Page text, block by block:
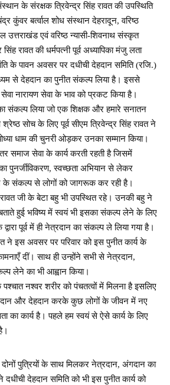
के संरक्षक त्रिवेन्द्र सिंह रावत की उपस्थिति
कुंवर बर्त्वाल शोध संस्थान देहरादून, वरिष्ठ
उत्तराखंड एवं वरिष्ठ न्यासी-शिवनाथ संस्कृत
सिंह रावत की धर्मपत्नी पूर्व अध्यापिका मंजु लता
के पावन अवसर पर दधीची देहदान समिति (रजि.)
से देहदान का पुनीत संकल्प लिया है। इससे
नारायण सेवा के भाव को प्रकट किया है।
संकल्प लिया जो एक शिक्षक और हमारे सनातन
सोच के लिए पूर्व सीएम त्रिवेन्द्र सिंह रावत ने
धाम की चुनरी ओड़कर उनका सम्मान किया।
समाज सेवा के कार्य करती रहती है जिसमें
का पुनर्जीविकरण, स्वच्छता अभियान से लेकर
के संकल्प से लोगों को जागरूक कर रही है।
जी के बेटा बहु भी उपस्थित रहे। उनकी बहु ने
हुई भविष्य में स्वयं भी इसका संकल्प लेने के लिए
पूर्व में ही नेत्रदान का संकल्प ले लिया गया है।
ने इस अवसर पर परिवार को इस पुनीत कार्य के
दीं। साथ ही उन्होंने सभी से नेत्रदान,
लेने का भी आह्वान किया।
नश्वर शरीर को पंचतत्वों में मिलना है इसलिए
और देहदान करके कुछ लोगों के जीवन में नए
का कार्य है। पहले हम स्वयं से ऐसे कार्य के लिए
पुत्रियों के साथ मिलकर नेत्रदान, अंगदान का
देहदान समिति को भी इस पुनीत कार्य को